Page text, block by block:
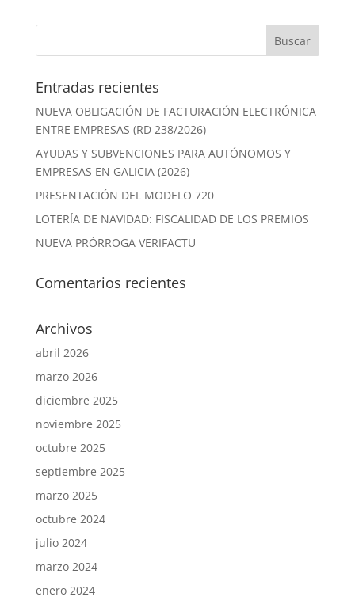
Entradas recientes
NUEVA OBLIGACIÓN DE FACTURACIÓN ELECTRÓNICA
ENTRE EMPRESAS (RD 238/2026)
AYUDAS Y SUBVENCIONES PARA AUTÓNOMOS Y
EMPRESAS EN GALICIA (2026)
PRESENTACIÓN DEL MODELO 720
LOTERÍA DE NAVIDAD: FISCALIDAD DE LOS PREMIOS
NUEVA PRÓRROGA VERIFACTU
Comentarios recientes
Archivos
abril 2026
marzo 2026
diciembre 2025
noviembre 2025
octubre 2025
septiembre 2025
marzo 2025
octubre 2024
julio 2024
marzo 2024
enero 2024